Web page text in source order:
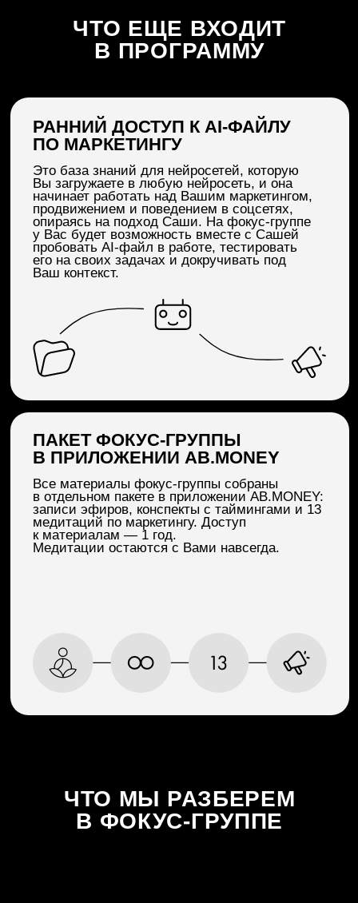
10 ЛЕТ
ОПЫТ В МАРКЕТИНГЕ, ПРОДАЖАХ И SMM
> 1 000 000 000 ₽
БЛАГОДАРЯ СВОЕМУ ЛИЧНОМУ БРЕНДУ
> 800 000
ПОЛЬЗОВАТЕЛЕЙ В ПРИЛОЖЕНИИ
AB.MONEY
ПОДПИСЧИКОВ ВО ВСЕХ
СОЦИАЛЬНЫХ СЕТЯХ
> 1 000 000
В TELEGRAM ЗА 3 ДНЯ
> 18 500 000
ЛАЙКОВ В TIKTOK
> 4 500 000
НА ВОПРОСЫ